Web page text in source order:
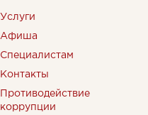
Услуги
Афиша
Специалистам
Контакты
Противодействие
коррупции